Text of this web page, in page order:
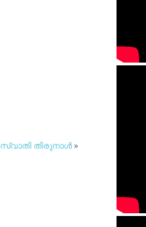
സ്വാതി തിരുനാള്‍»